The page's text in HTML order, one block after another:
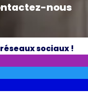
nous
sociaux !